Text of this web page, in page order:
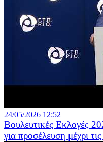
24/05/2026 12:52
Βουλευτικές Εκλογές
για προσέλευση μέχρι